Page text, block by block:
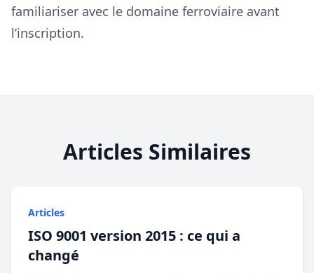
familiariser avec le domaine ferroviaire avant
l’inscription.
Articles Similaires
Articles
ISO 9001 version 2015 : ce qui a
changé